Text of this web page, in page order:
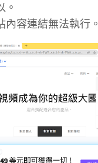
。
內容連結無法執行。